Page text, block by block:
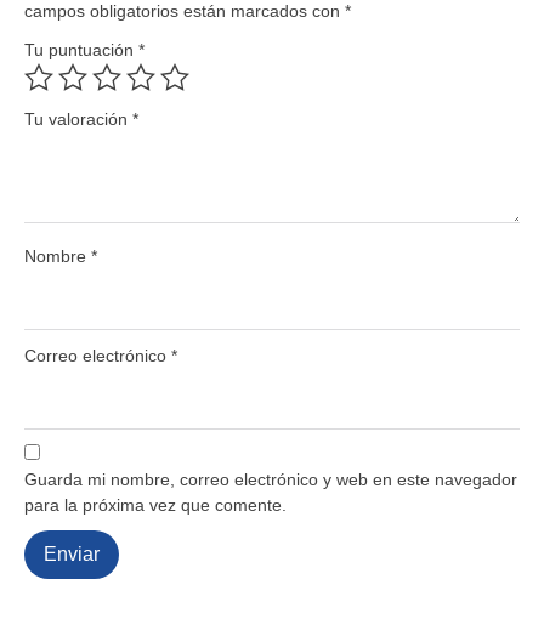
campos obligatorios están marcados con *
Tu puntuación *
Tu valoración *
Nombre *
Correo electrónico *
Guarda mi nombre, correo electrónico y web en este navegador
para la próxima vez que comente.